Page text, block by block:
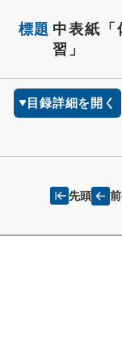
標題 中表紙「
習」
目録詳細を開く
先頭